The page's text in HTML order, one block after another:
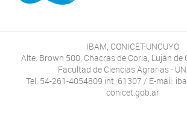
IBAM, CONICET-UNCUYO
Alte. Brown 500, Chacras de Coria, Luján de
Facultad de Ciencias Agrarias -
Tel: 54-261-4054809 int. 61307 / E-mail:
conicet.gob.ar